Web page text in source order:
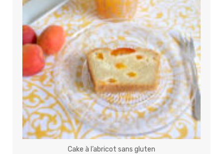
Cake à l’abricot sans gluten